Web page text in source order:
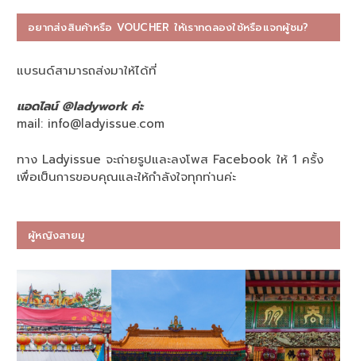
อยากส่งสินค้าหรือ VOUCHER ให้เราทดลองใช้หรือแจกผู้ชม?
แบรนด์สามารถส่งมาให้ได้ที่
แอดไลน์ @ladywork ค่ะ
mail: info@ladyissue.com
ทาง Ladyissue จะถ่ายรูปและลงโพส Facebook ให้ 1 ครั้ง
เพื่อเป็นการขอบคุณและให้กำลังใจทุกท่านค่ะ
ผู้หญิงสายมู